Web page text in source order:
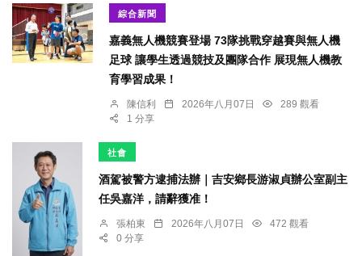
綜合新聞
嘉義無人機競賽登場 73隊挑戰穿越賽與無人機
足球 讓學生透過競技及團隊合作 展現無人機教
育學習成果！
陳信利 2026年八月07日
289 觀看
1 分享
社會
酒駕被警方逮捕法辦｜吉安鄉長游淑貞辦公室副主
任吳嘉洋，請辭獲准！
張柏東 2026年八月07日
472 觀看
0 分享